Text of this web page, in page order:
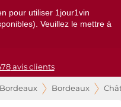
pour utiliser 1jour1vin
Veuillez le mettre à
avis clients
Bordeaux